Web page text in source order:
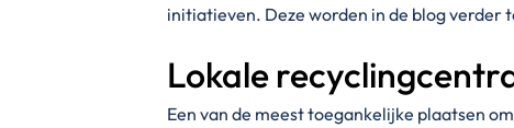
initiatieven. Deze worden in de blog verder
Lokale
Een van de meest toegankelijke plaatsen